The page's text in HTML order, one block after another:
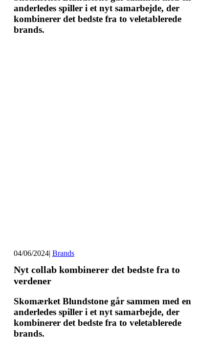
anderledes spiller i et nyt samarbejde, der
kombinerer det bedste fra to veletablerede
brands.
04/06/2024| Brands
Nyt collab kombinerer det bedste fra to
verdener
Skomærket Blundstone går sammen med en
anderledes spiller i et nyt samarbejde, der
kombinerer det bedste fra to veletablerede
brands.